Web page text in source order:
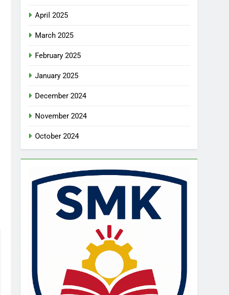
April 2025
March 2025
February 2025
January 2025
December 2024
November 2024
October 2024